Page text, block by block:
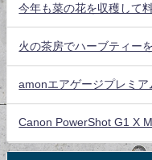
今年も菜の花を収穫して
火の茶房でハーブティー
amonエアゲージプレミ
Canon PowerShot G1 X